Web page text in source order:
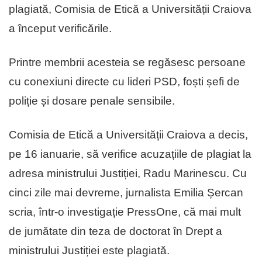
plagiată, Comisia de Etică a Universității Craiova
a început verificările.
Printre membrii acesteia se regăsesc persoane
cu conexiuni directe cu lideri PSD, foști șefi de
poliție și dosare penale sensibile.
Comisia de Etică a Universității Craiova a decis,
pe 16 ianuarie, să verifice acuzațiile de plagiat la
adresa ministrului Justiției, Radu Marinescu. Cu
cinci zile mai devreme, jurnalista Emilia Șercan
scria, într-o investigație PressOne, că mai mult
de jumătate din teza de doctorat în Drept a
ministrului Justiției este plagiată.